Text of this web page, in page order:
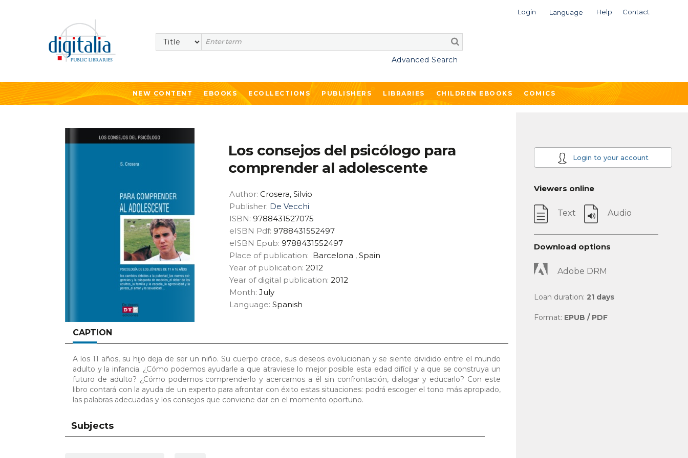
Login Language Help Contact
Search
Advanced Search
NEW CONTENT EBOOKS ECOLLECTIONS PUBLISHERS LIBRARIES CHILDREN EBOOKS COMICS
Los consejos del psicólogo para
comprender al adolescente
Author: Crosera, Silvio
Publisher: De Vecchi
ISBN: 9788431527075
eISBN Pdf: 9788431552497
eISBN Epub: 9788431552497
Place of publication: Barcelona , Spain
Year of publication: 2012
Year of digital publication: 2012
Month: July
Language: Spanish
CAPTION
A los 11 años, su hijo deja de ser un niño. Su cuerpo crece, sus deseos evolucionan y se siente dividido entre el mundo
adulto y la infancia. ¿Cómo podemos ayudarle a que atraviese lo mejor posible esta edad difícil y a que se construya un
futuro de adulto? ¿Cómo podemos comprenderlo y acercarnos a él sin confrontación, dialogar y educarlo? Con este
libro contará con la ayuda de un experto para afrontar con éxito estas situaciones: podrá escoger el tono más apropiado,
las palabras adecuadas y los consejos que conviene dar en el momento oportuno.
Subjects
Login to your account
Viewers online
Text Audio
Download options
Adobe DRM
Loan duration: 21 days
Format: EPUB / PDF